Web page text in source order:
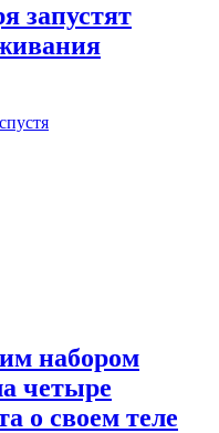
запустят
набором
четыре
о своем теле